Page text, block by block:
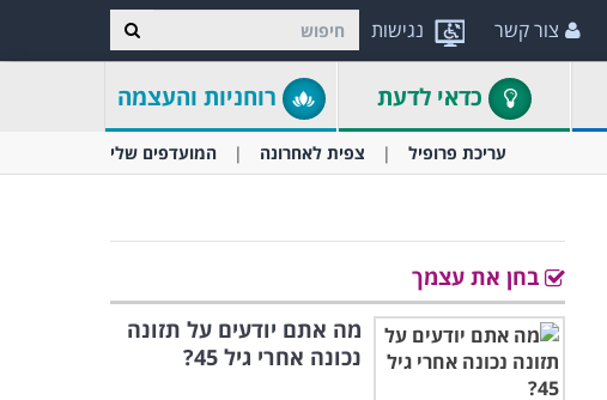
נגישות צור קשר
כדאי לדעת רוחניות והעצמה
עריכת פרופיל צפית לאחרונה המועדפים שלי
בחן את עצמך
מה אתם יודעים על תזונה
נכונה אחרי גיל 45?